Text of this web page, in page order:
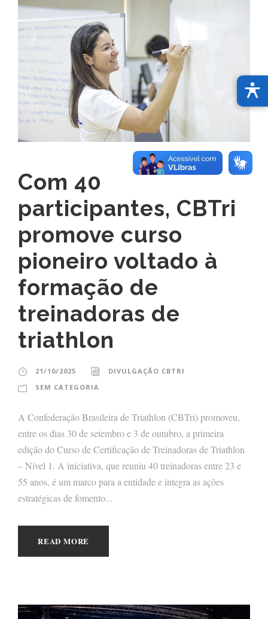
Com 40
participantes, CBTri
promove curso
pioneiro voltado à
formação de
treinadoras de
triathlon
21/10/2025
DIVULGAÇÃO CBTRI
SEM CATEGORIA
A Confederação Brasileira de Triathlon (CBTri) promoveu,
entre os dias 30 de setembro e 3 de outubro, a primeira
edição do Curso de Certificação de Treinadoras de Triathlon
– Nível 1. A iniciativa, que reuniu 40 treinadoras entre 23 e
55 anos, é um marco para a entidade e integra as ações
estratégicas de fomento...
READ MORE